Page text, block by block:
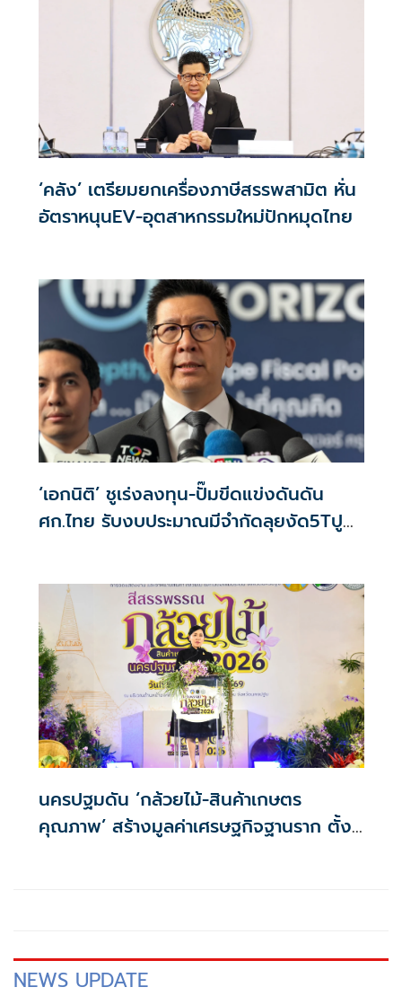
‘คลัง’ เตรียมยกเครื่องภาษีสรรพสามิต หั่น
อัตราหนุนEV-อุตสาหกรรมใหม่ปักหมุดไทย
‘เอกนิติ’ ชูเร่งลงทุน-ปั๊มขีดแข่งดันดัน
ศก.ไทย รับงบประมาณมีจำกัดลุยงัด5Tปู
นครปฐมดัน ‘กล้วยไม้-สินค้าเกษตร
คุณภาพ’ สร้างมูลค่าเศรษฐกิจฐานราก ตั้ง
NEWS UPDATE